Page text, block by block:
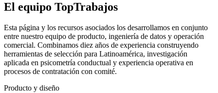
El equipo TopTrabajos
Esta página y los recursos asociados los desarrollamos en conjunto
entre nuestro equipo de producto, ingeniería de datos y operación
comercial. Combinamos diez años de experiencia construyendo
herramientas de selección para Latinoamérica, investigación
aplicada en psicometría conductual y experiencia operativa en
procesos de contratación con comité.
Producto y diseño